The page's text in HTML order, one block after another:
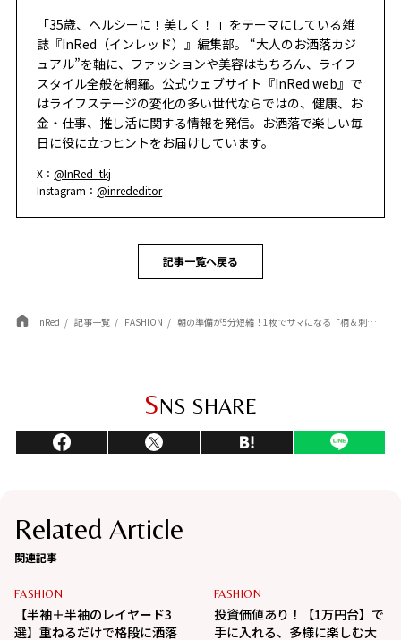
「35歳、ヘルシーに！美しく！ 」をテーマにしている雑
誌『InRed（インレッド）』編集部。 “大人のお洒落カジ
ュアル”を軸に、ファッションや美容はもちろん、ライフ
スタイル全般を網羅。公式ウェブサイト『InRed web』で
はライフステージの変化の多い世代ならではの、健康、お
金・仕事、推し活に関する情報を発信。お洒落で楽しい毎
日に役に立つヒントをお届けしています。
X：@InRed_tkj
Instagram：@inrededitor
記事一覧へ戻る
InRed 記事一覧 FASHION 朝の準備が5分短縮！1枚でサマになる「柄＆刺しゅうデニム」が30代のタイパ＆洒落見えに最強
SNS SHARE
Related Article
関連記事
FASHION
【半袖＋半袖のレイヤード3
選】重ねるだけで格段に洒落
FASHION
投資価値あり！【1万円台】で
手に入れる、多様に楽しむ大